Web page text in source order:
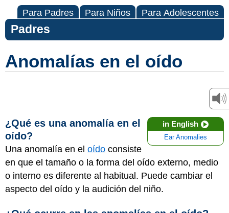
Para Padres Para Niños Para Adolescentes
Padres
Anomalías en el oído
in English
Ear Anomalies
¿Qué es una anomalía en el
oído?
Una anomalía en el oído consiste
en que el tamaño o la forma del oído externo, medio
o interno es diferente al habitual. Puede cambiar el
aspecto del oído y la audición del niño.